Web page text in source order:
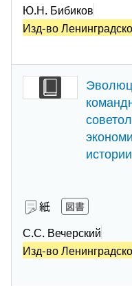
Ю.Н. Бибиков
Изд-во
紙 図書
С.С. Вечерский
Изд-во